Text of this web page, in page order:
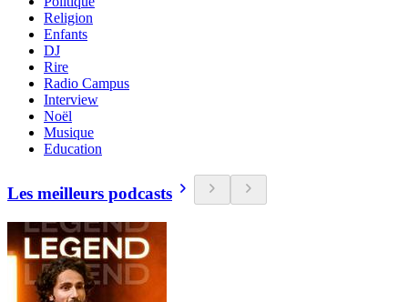
Religion
Enfants
DJ
Rire
Radio Campus
Interview
Noël
Musique
Education
Les meilleurs podcasts